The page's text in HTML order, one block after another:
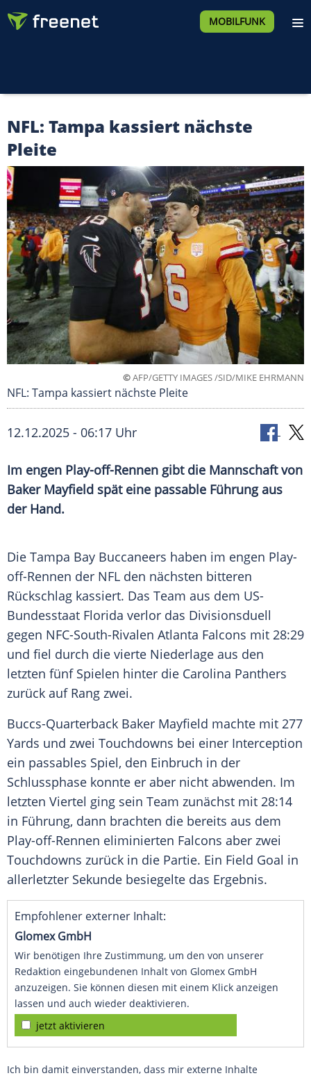
MOBILFUNK
NFL: Tampa kassiert nächste
Pleite
©AFP/GETTY IMAGES /SID/MIKE EHRMANN
NFL: Tampa kassiert nächste Pleite
12.12.2025 - 06:17 Uhr
Im engen Play-off-Rennen gibt die Mannschaft von
Baker Mayfield spät eine passable Führung aus
der Hand.
Die Tampa Bay Buccaneers haben im engen Play-
off-Rennen der NFL den nächsten bitteren
Rückschlag kassiert. Das Team aus dem US-
Bundesstaat Florida verlor das Divisionsduell
gegen NFC-South-Rivalen Atlanta Falcons mit 28:29
und fiel durch die vierte Niederlage aus den
letzten fünf Spielen hinter die Carolina Panthers
zurück auf Rang zwei.
Buccs-Quarterback Baker Mayfield machte mit 277
Yards und zwei Touchdowns bei einer Interception
ein passables Spiel, den Einbruch in der
Schlussphase konnte er aber nicht abwenden. Im
letzten Viertel ging sein Team zunächst mit 28:14
in Führung, dann brachten die bereits aus dem
Play-off-Rennen eliminierten Falcons aber zwei
Touchdowns zurück in die Partie. Ein Field Goal in
allerletzter Sekunde besiegelte das Ergebnis.
Empfohlener externer Inhalt:
Glomex GmbH
Wir benötigen Ihre Zustimmung, um den von unserer
Redaktion eingebundenen Inhalt von Glomex GmbH
anzuzeigen. Sie können diesen mit einem Klick anzeigen
lassen und auch wieder deaktivieren.
jetzt aktivieren
Ich bin damit einverstanden, dass mir externe Inhalte